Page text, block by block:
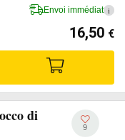
Envoi immédiat i
16,50 €
di
9